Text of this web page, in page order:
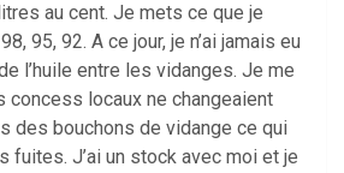
au cent. Je mets ce que je
95, 92. A ce jour, je n’ai jamais eu
l’huile entre les vidanges. Je me
concess locaux ne changeaient
des bouchons de vidange ce qui
fuites. J’ai un stock avec moi et je